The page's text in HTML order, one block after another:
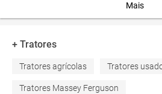
Mais
+ Tratores
Tratores agrícolas Tratores
Tratores Massey Ferguson